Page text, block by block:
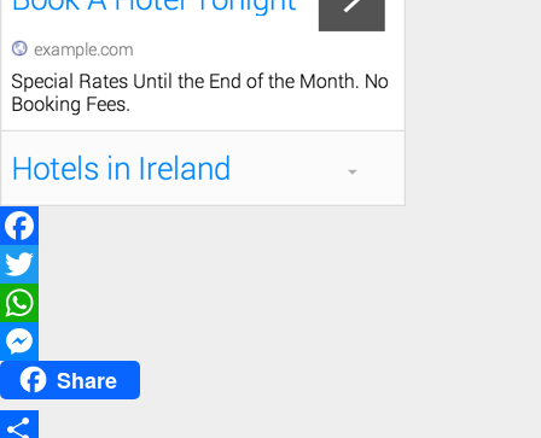
F
a
c
b
T
w
t
W
a
e
Share